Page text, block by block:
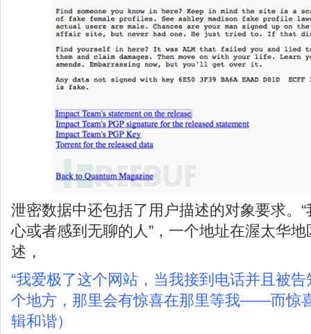
泄密数据中还包括了用户描述的对象要求。
心或者感到无聊的人”，一个地址在渥太华
述，
“我爱极了这个网站，当我接到电话并且被
个地方，那里会有惊喜在那里等我——而惊
辑和谐）